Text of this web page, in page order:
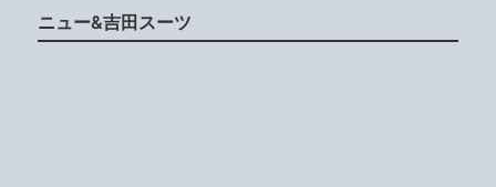
ニュー&吉田スーツ